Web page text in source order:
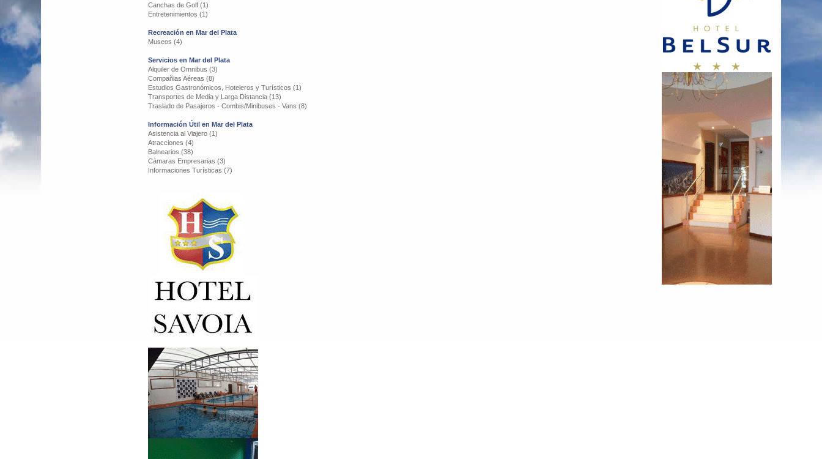
Canchas de Golf (1)
Entretenimientos (1)
Recreación en Mar del Plata
Museos (4)
Servicios en Mar del Plata
Alquiler de Omnibus (3)
Compañias Aéreas (8)
Estudios Gastronómicos, Hoteleros y Turísticos (1)
Transportes de Media y Larga Distancia (13)
Traslado de Pasajeros - Combis/Minibuses - Vans (8)
Información Útil en Mar del Plata
Asistencia al Viajero (1)
Atracciones (4)
Balnearios (38)
Cámaras Empresarias (3)
Informaciones Turísticas (7)